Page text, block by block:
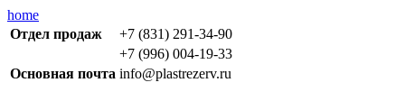
home
Отдел продаж
+7 (831) 291-34-90
+7 (996) 004-19-33
Основная почта info@plastrezerv.ru